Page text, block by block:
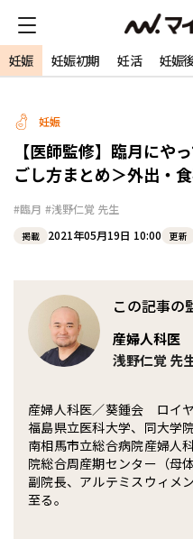
妊娠 妊娠初期 妊活 妊娠
妊娠
【医師監修】臨月にや
ごし方まとめ＞外出・
#臨月 #浅野仁覚 先生
掲載 2021年05月19日 10:00 更新
この記事の
産婦人科医
浅野仁覚 先
産婦人科医／葵鍾会 ロイヤ
福島県立医科大学、同大学
南相馬市立総合病院産婦人
院総合周産期センター（母
副院長、アルテミスウィメ
至る。